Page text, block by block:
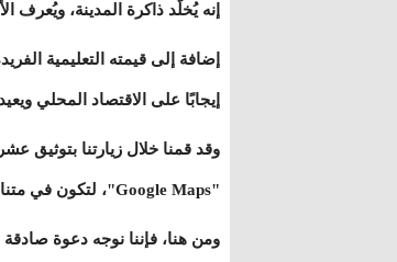
إنه يُخلّد ذاكرة المدينة، ويُعرف
إضافة إلى قيمته التعليمية
إيجابًا على الاقتصاد المحلي
وقد قمنا خلال زيارتنا بتوثيق
"Google Maps"، لتكون في متناول كل باحث أو زائر مهتم.